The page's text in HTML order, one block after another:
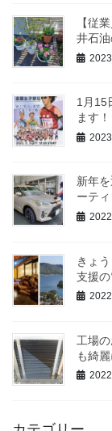
【従
井石
1月15
ます！
新年
ーテ
きょ
支援の
工場
も綺